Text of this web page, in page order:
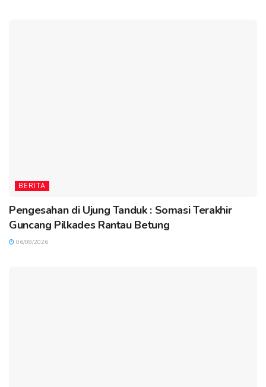
BERITA
Pengesahan di Ujung Tanduk : Somasi Terakhir
Guncang Pilkades Rantau Betung
06/08/2026